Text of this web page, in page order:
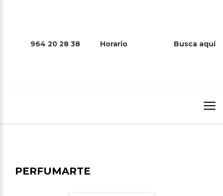
964 20 28 38 Horario Busca aquí
PERFUMARTE